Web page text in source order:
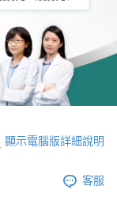
顯示電腦版詳細說明
客服